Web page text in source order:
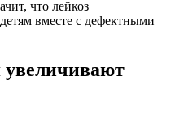
что лейкоз
вместе с дефектными
увеличивают